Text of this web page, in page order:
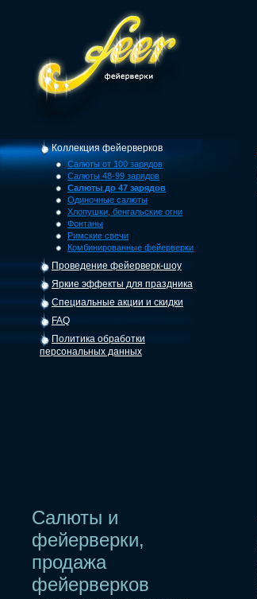
Коллекция фейерверков
Салюты от 100 зарядов
Салюты 48-99 зарядов
Салюты до 47 зарядов
Одиночные салюты
Хлопушки, бенгальские огни
Фонтаны
Римские свечи
Комбинированные фейерверки
Проведение фейерверк-шоу
Яркие эффекты для праздника
Специальные акции и скидки
FAQ
Политика обработки
персональных данных
Салюты и
фейерверки,
продажа
фейерверков